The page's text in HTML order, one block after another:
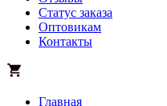
Статус заказа
Оптовикам
Контакты
Главная